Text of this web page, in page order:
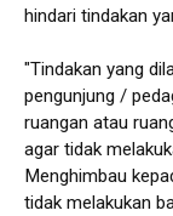
hindari tindakan
"Tindakan yang
pengunjung /
ruangan atau
agar tidak
Menghimbau
tidak melakukan